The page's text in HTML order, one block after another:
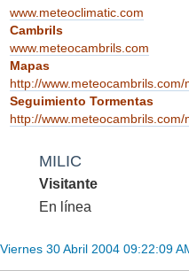
www.meteoclimatic.com
Cambrils
www.meteocambrils.com
Mapas
http://
Seguimiento Tormentas
http://
MILIC
Visitante
En línea
Viernes 30 Abril 2004 09:22:09